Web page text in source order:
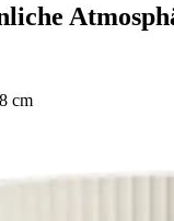
cm